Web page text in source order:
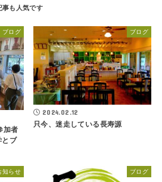
ブログ
加者
とブ
ブログ
2024.02.12
只今、迷走している長寿源
知らせ ブログ